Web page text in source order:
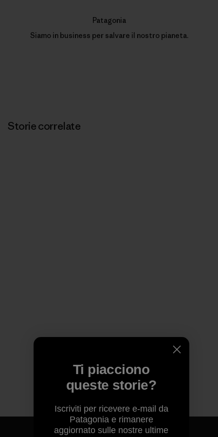
Patagonia
Siamo in business per salvare il nostro pianeta.
Storie correlate
Ti piacciono
queste storie?
Iscriviti per ricevere e-mail da
Patagonia e rimanere
aggiornato sulle nostre ultime